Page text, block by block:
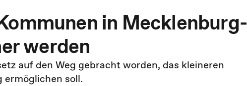
in Mecklenburg-
werden
auf den Weg gebracht worden, das kleineren
ermöglichen soll.